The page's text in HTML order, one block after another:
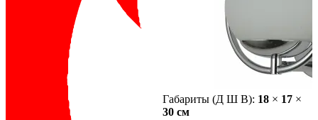
Габариты (Д Ш В): 18 × 17 ×
30 cм